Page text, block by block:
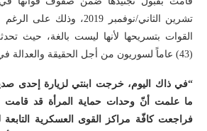
تشرين الثاني/نوفمبر 2019،
القوات بتسريحها لأنها ليست بالغة، حيث
(43) عاماً لسوريون من أجل الحقيقة والعدالة في هذا الصدد:
“في ذاك اليوم، خرجت ابنتي لزيارة إحدى
ما علمت أنّ وحدات حماية المرأة قد قامت
فراجعت كافّة مراكز القوى العسكرية التابعة